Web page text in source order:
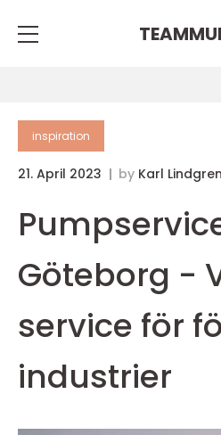
inspiration
21. April 2023 by Karl Lindgren
Göteborg -
service för
industrier